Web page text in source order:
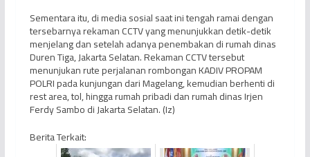
Sementara itu, di media sosial saat ini tengah ramai dengan
tersebarnya rekaman CCTV yang menunjukkan detik-detik
menjelang dan setelah adanya penembakan di rumah dinas
Duren Tiga, Jakarta Selatan. Rekaman CCTV tersebut
menunjukan rute perjalanan rombongan KADIV PROPAM
POLRI pada kunjungan dari Magelang, kemudian berhenti di
rest area, tol, hingga rumah pribadi dan rumah dinas Irjen
Ferdy Sambo di Jakarta Selatan. (Iz)
Berita Terkait: